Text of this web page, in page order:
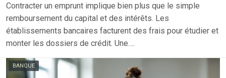
Contracter un emprunt implique bien plus que le simple
remboursement du capital et des intérêts. Les
établissements bancaires facturent des frais pour étudier et
monter les dossiers de crédit. Une….
BANQUE